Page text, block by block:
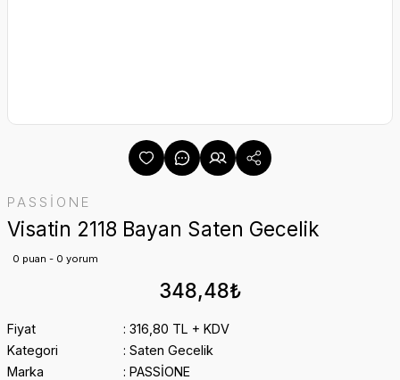
PASSİONE
Visatin 2118 Bayan Saten Gecelik
0 puan - 0 yorum
348,48₺
Fiyat
316,80 TL + KDV
Kategori
Saten Gecelik
Marka
PASSİONE